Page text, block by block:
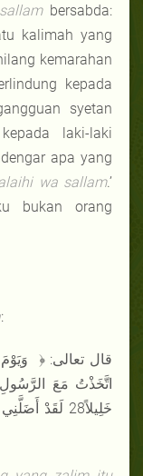
bersabda:
kalimah yang
kemarahan
kepada
syetan
laki-laki
apa yang
wa sallam.’
bukan orang
:
قال تعالى: ﴿
خَلِيلاً28